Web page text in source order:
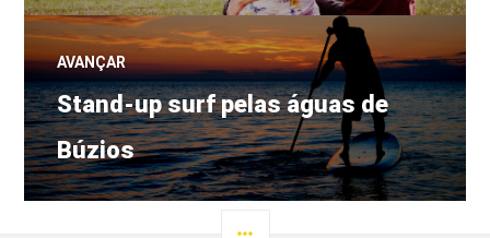
AVANÇAR
Próximo
post:
Stand-up surf pelas águas de
Búzios